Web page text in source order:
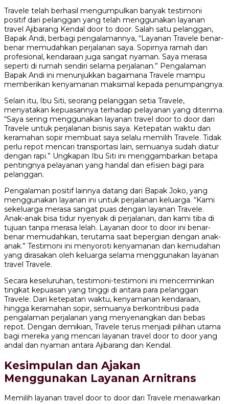
Travele telah berhasil mengumpulkan banyak testimoni
positif dari pelanggan yang telah menggunakan layanan
travel Ajibarang Kendal door to door. Salah satu pelanggan,
Bapak Andi, berbagi pengalamannya, “Layanan Travele benar-
benar memudahkan perjalanan saya. Sopirnya ramah dan
profesional, kendaraan juga sangat nyaman. Saya merasa
seperti di rumah sendiri selama perjalanan.” Pengalaman
Bapak Andi ini menunjukkan bagaimana Travele mampu
memberikan kenyamanan maksimal kepada penumpangnya.
Selain itu, Ibu Siti, seorang pelanggan setia Travele,
menyatakan kepuasannya terhadap pelayanan yang diterima.
“Saya sering menggunakan layanan travel door to door dari
Travele untuk perjalanan bisnis saya. Ketepatan waktu dan
keramahan sopir membuat saya selalu memilih Travele. Tidak
perlu repot mencari transportasi lain, semuanya sudah diatur
dengan rapi.” Ungkapan Ibu Siti ini menggambarkan betapa
pentingnya pelayanan yang handal dan efisien bagi para
pelanggan.
Pengalaman positif lainnya datang dari Bapak Joko, yang
menggunakan layanan ini untuk perjalanan keluarga. “Kami
sekeluarga merasa sangat puas dengan layanan Travele.
Anak-anak bisa tidur nyenyak di perjalanan, dan kami tiba di
tujuan tanpa merasa lelah. Layanan door to door ini benar-
benar memudahkan, terutama saat bepergian dengan anak-
anak.” Testimoni ini menyoroti kenyamanan dan kemudahan
yang dirasakan oleh keluarga selama menggunakan layanan
travel Travele.
Secara keseluruhan, testimoni-testimoni ini mencerminkan
tingkat kepuasan yang tinggi di antara para pelanggan
Travele. Dari ketepatan waktu, kenyamanan kendaraan,
hingga keramahan sopir, semuanya berkontribusi pada
pengalaman perjalanan yang menyenangkan dan bebas
repot. Dengan demikian, Travele terus menjadi pilihan utama
bagi mereka yang mencari layanan travel door to door yang
andal dan nyaman antara Ajibarang dan Kendal.
Kesimpulan dan Ajakan
Menggunakan Layanan Arnitrans
Memilih layanan travel door to door dari Travele menawarkan